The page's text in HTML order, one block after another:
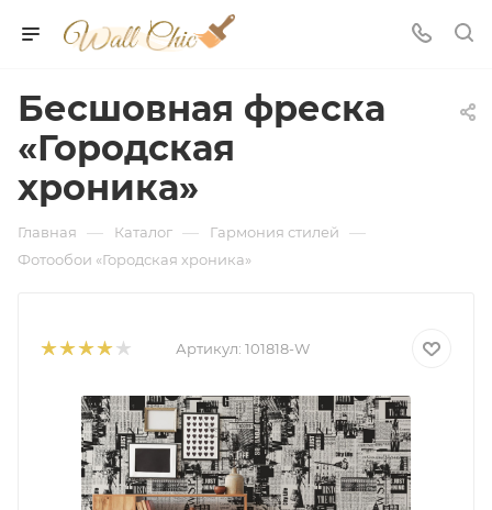
Бесшовная фреска
«Городская
хроника»
Главная — Каталог — Гармония стилей —
Фотообои «Городская хроника»
Артикул: 101818-W